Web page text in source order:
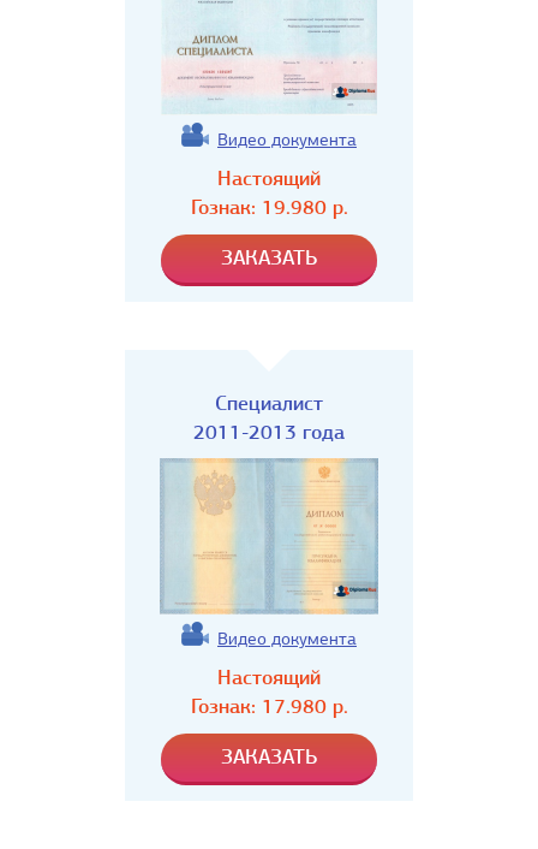
Видео документа
Настоящий
Гознак: 19.980р.
Специалист
2011-2013 года
Видео документа
Настоящий
Гознак: 17.980р.